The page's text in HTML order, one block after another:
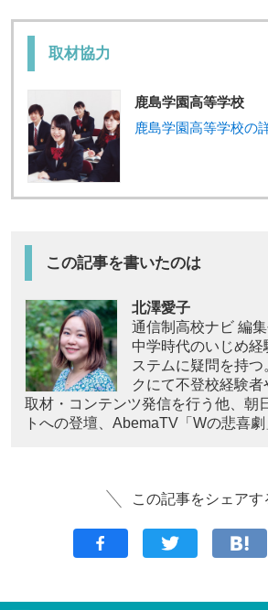
取材協力
鹿島学園高等学校
鹿島学園高等学校の
この記事を書いたのは
北澤愛子
通信制高校ナビ 編
中学時代のいじめ
ステムに疑問を持つ
クにて不登校経験
取材・コンテンツ発信を行う他、朝
トへの登壇、AbemaTV「Wの悲喜劇
この記事をシェアす